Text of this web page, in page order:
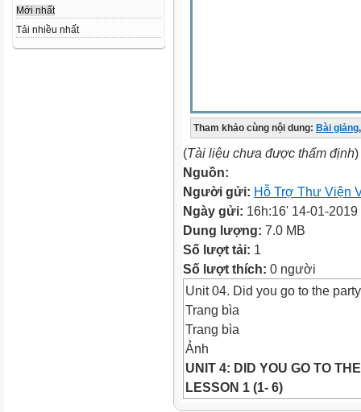
Mới nhất
Tải nhiều nhất
Tham khảo cùng nội dung: Bài giảng,
(Tài liệu chưa được thẩm định)
Nguồn:
Người gửi: Hỗ Trợ Thư Viện
Ngày gửi: 16h:16' 14-01-2019
Dung lượng: 7.0 MB
Số lượt tải: 1
Số lượt thích: 0 người
Unit 04. Did you go to the
Trang bìa
Trang bìa
Ảnh
UNIT 4: DID YOU GO TO
LESSON 1 (1- 6)